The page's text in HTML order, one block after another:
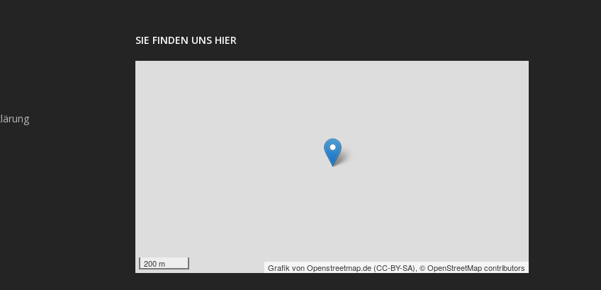
SIE FINDEN UNS HIER
200 m Grafik vonOpenstreetmap.de (CC-BY-SA), © OpenStreetMap contributors